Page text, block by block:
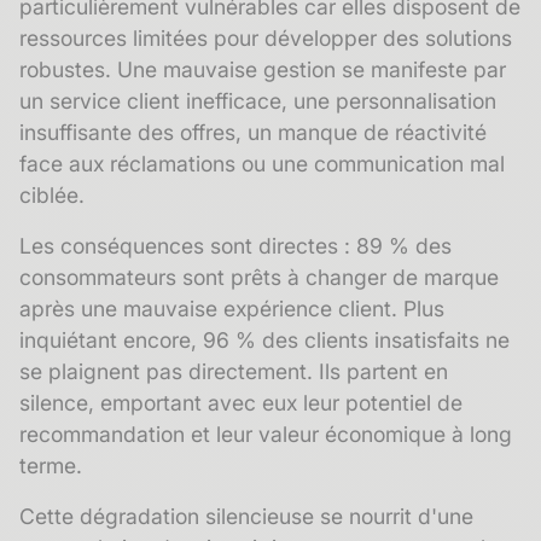
particulièrement vulnérables car elles disposent de
ressources limitées pour développer des solutions
robustes. Une mauvaise gestion se manifeste par
un service client inefficace, une personnalisation
insuffisante des offres, un manque de réactivité
face aux réclamations ou une communication mal
ciblée.
Les conséquences sont directes : 89 % des
consommateurs sont prêts à changer de marque
après une mauvaise expérience client. Plus
inquiétant encore, 96 % des clients insatisfaits ne
se plaignent pas directement. Ils partent en
silence, emportant avec eux leur potentiel de
recommandation et leur valeur économique à long
terme.
Cette dégradation silencieuse se nourrit d'une